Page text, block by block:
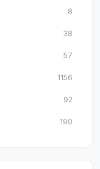
8
38
57
1156
92
190